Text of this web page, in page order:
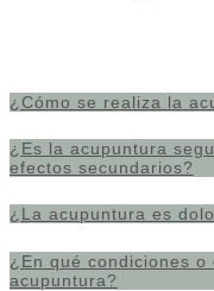
¿Cómo se realiza la
¿Es la acupuntura
efectos secundarios?
¿La acupuntura es
¿En qué condiciones
acupuntura?